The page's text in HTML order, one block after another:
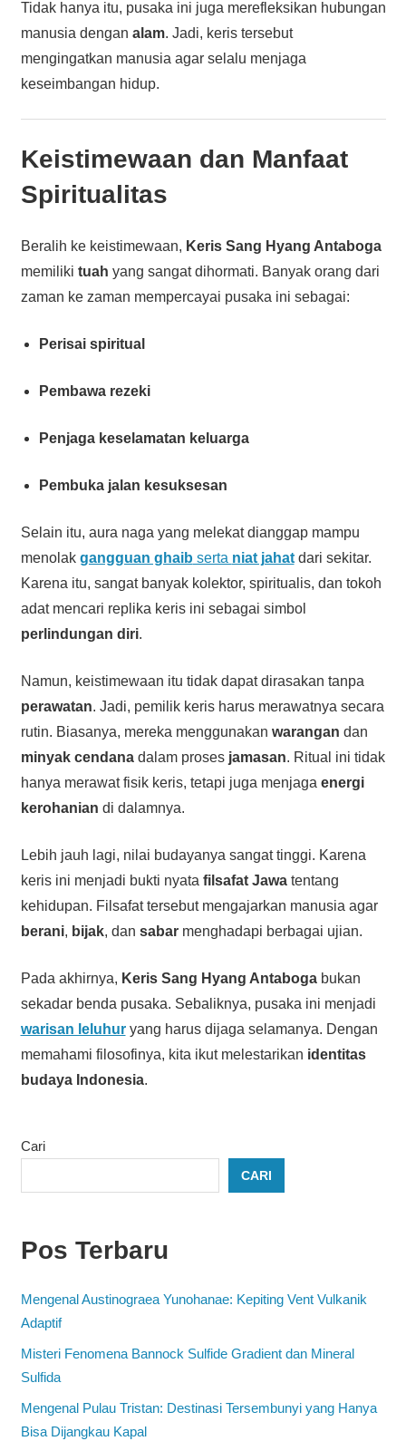
Tidak hanya itu, pusaka ini juga merefleksikan hubungan
manusia dengan alam. Jadi, keris tersebut
mengingatkan manusia agar selalu menjaga
keseimbangan hidup.
Keistimewaan dan Manfaat
Spiritualitas
Beralih ke keistimewaan, Keris Sang Hyang Antaboga
memiliki tuah yang sangat dihormati. Banyak orang dari
zaman ke zaman mempercayai pusaka ini sebagai:
Perisai spiritual
Pembawa rezeki
Penjaga keselamatan keluarga
Pembuka jalan kesuksesan
Selain itu, aura naga yang melekat dianggap mampu
menolak gangguan ghaib serta niat jahatdari sekitar.
Karena itu, sangat banyak kolektor, spiritualis, dan tokoh
adat mencari replika keris ini sebagai simbol
perlindungan diri.
Namun, keistimewaan itu tidak dapat dirasakan tanpa
perawatan. Jadi, pemilik keris harus merawatnya secara
rutin. Biasanya, mereka menggunakan warangan dan
minyak cendanadalam proses jamasan. Ritual ini tidak
hanya merawat fisik keris, tetapi juga menjaga energi
kerohanian di dalamnya.
Lebih jauh lagi, nilai budayanya sangat tinggi. Karena
keris ini menjadi bukti nyata filsafat Jawatentang
kehidupan. Filsafat tersebut mengajarkan manusia agar
berani, bijak, dan sabarmenghadapi berbagai ujian.
Pada akhirnya, Keris Sang Hyang Antabogabukan
sekadar benda pusaka. Sebaliknya, pusaka ini menjadi
warisan leluhuryang harus dijaga selamanya. Dengan
memahami filosofinya, kita ikut melestarikan identitas
budaya Indonesia.
Cari
CARI
Pos Terbaru
Mengenal Austinograea Yunohanae: Kepiting Vent Vulkanik
Adaptif
Misteri Fenomena Bannock Sulfide Gradient dan Mineral
Sulfida
Mengenal Pulau Tristan: Destinasi Tersembunyi yang Hanya
Bisa Dijangkau Kapal